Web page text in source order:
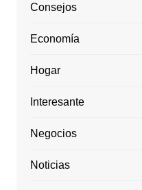
Consejos
Economía
Hogar
Interesante
Negocios
Noticias